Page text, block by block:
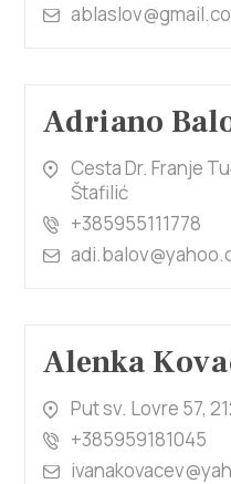
Adriano
Cesta Dr. Franje
Štafilić
+385955111778
Alenka
Put sv. Lovre 57,
+385959181045